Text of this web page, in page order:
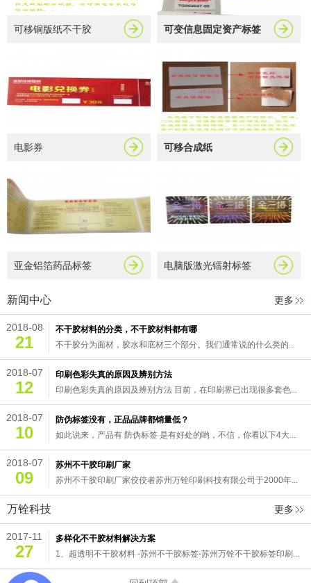
可移铜版纸不干胶 可变信息固定资产标签
电影券 可移合成纸
亚金铝箔药品标签 电脑版激光镭射标签
新闻中心 更多
2018-08
21
不干胶材料的分类，不干胶材料都有哪
不干胶分为面材，胶水和底材三个部分。我们通常说的什么类的...
2018-07
12
印刷色彩失真的原因及辨别方法
印刷色彩失真的原因及辨别方法 目前，在印刷界已出现很多套色...
2018-07
10
防伪标签没有，正品品牌都销量低？
如此说来，产品有 防伪标签 是有好处的哟，不信，你看以下4大...
2018-07
09
苏州不干胶印刷厂家
苏州不干胶印刷厂家佼佼者苏州万铨印刷科技有限公司于2000年...
万铨科技 更多
2017-11
27
多样化不干胶材料解决方案
1、超透明不干胶材料 -苏州不干胶标签-苏州万铨不干胶标签印刷...